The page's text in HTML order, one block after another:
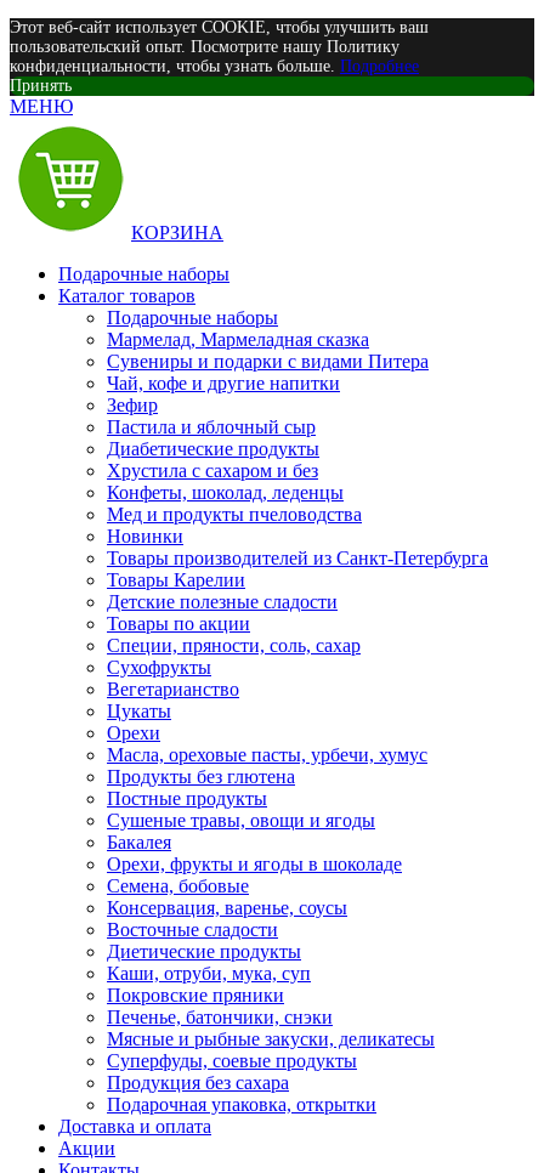
Этот веб-сайт использует COOKIE, чтобы улучшить ваш
пользовательский опыт. Посмотрите нашу Политику
конфиденциальности, чтобы узнать больше. Подробнее
Принять
МЕНЮ
КОРЗИНА
Подарочные наборы
Каталог товаров
Подарочные наборы
Мармелад, Мармеладная сказка
Сувениры и подарки с видами Питера
Чай, кофе и другие напитки
Зефир
Пастила и яблочный сыр
Диабетические продукты
Хрустила с сахаром и без
Конфеты, шоколад, леденцы
Мед и продукты пчеловодства
Новинки
Товары производителей из Санкт-Петербурга
Товары Карелии
Детские полезные сладости
Товары по акции
Специи, пряности, соль, сахар
Сухофрукты
Вегетарианство
Цукаты
Орехи
Масла, ореховые пасты, урбечи, хумус
Продукты без глютена
Постные продукты
Сушеные травы, овощи и ягоды
Бакалея
Орехи, фрукты и ягоды в шоколаде
Семена, бобовые
Консервация, варенье, соусы
Восточные сладости
Диетические продукты
Каши, отруби, мука, суп
Покровские пряники
Печенье, батончики, снэки
Мясные и рыбные закуски, деликатесы
Суперфуды, соевые продукты
Продукция без сахара
Подарочная упаковка, открытки
Доставка и оплата
Акции